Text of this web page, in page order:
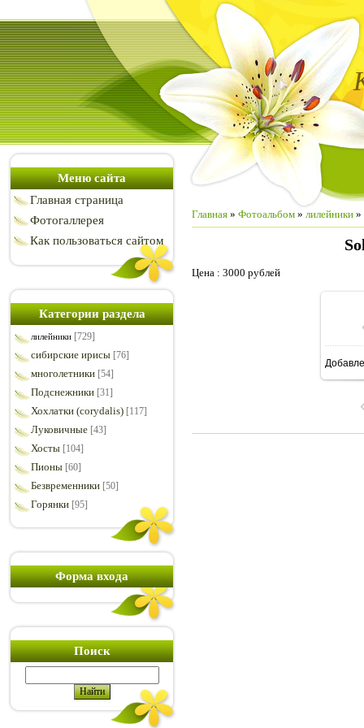
Меню сайта
Главная страница
Фотогаллерея
Как пользоваться сайтом
Категории раздела
лилейники [729]
сибирские ирисы [76]
многолетники [54]
Подснежники [31]
Хохлатки (corydalis) [117]
Луковичные [43]
Хосты [104]
Пионы [60]
Безвременники [50]
Горянки [95]
Форма входа
Поиск
Главная » Фотоальбом » лилейники »
Цена : 3000 рублей